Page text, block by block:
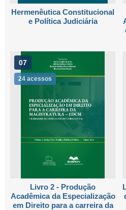
Hermenêutica Constitucional
e Política Judiciária
07
Livro 2 - Produção
Acadêmica da Especialização
em Direito para a carreira da
24 acessos